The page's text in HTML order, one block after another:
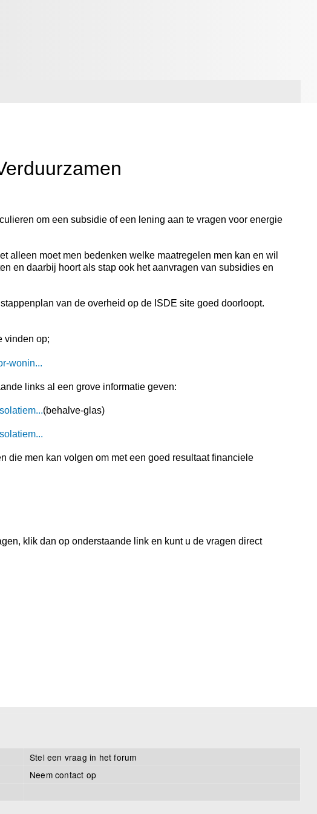
om een subsidie of een lening aan te vragen voor energie
alleen moet men bedenken welke maatregelen men kan en wil
en daarbij hoort als stap ook het aanvragen van subsidies en
van de overheid op de ISDE site goed doorloopt.
vinden op;
wonin...
links al een grove informatie geven:
(behalve-glas)
die men kan volgen om met een goed resultaat financiele
klik dan op onderstaande link en kunt u de vragen direct
Stel een vraag in het forum
Neem contact op